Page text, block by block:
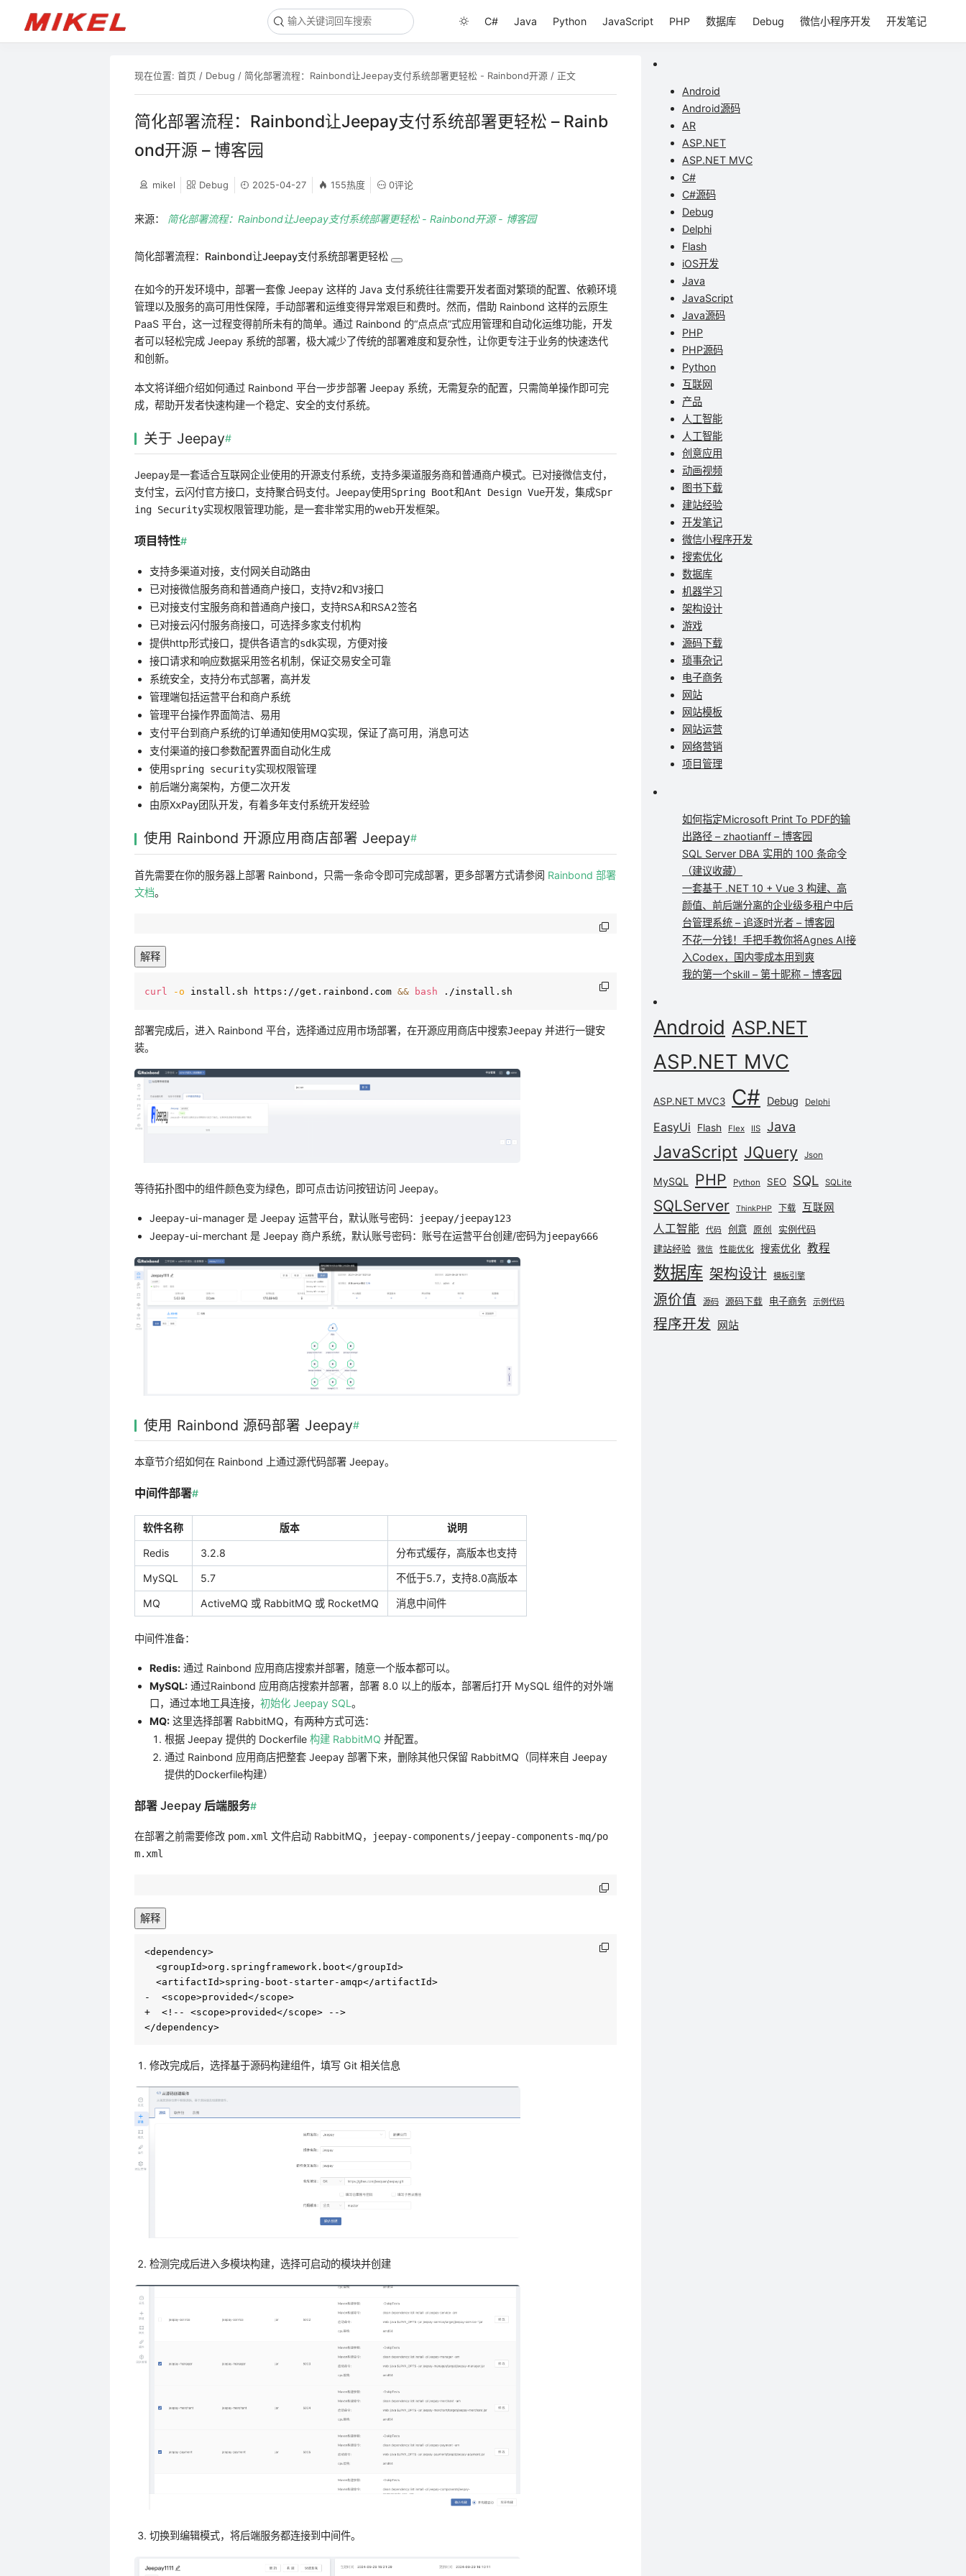
C# Java Python JavaScript PHP 数据库 Debug 微信小程序开发 开发笔记
现在位置: 首页 / Debug / 简化部署流程：Rainbond让Jeepay支付系统部署更轻松 - Rainbond开源/ 正文
简化部署流程：Rainbond让Jeepay支付系统部署更轻松 – Rainb
ond开源 – 博客园
mikel Debug 2025-04-27 155热度 0评论
来源： 简化部署流程：Rainbond让Jeepay支付系统部署更轻松 - Rainbond开源 - 博客园
简化部署流程：Rainbond让Jeepay支付系统部署更轻松
在如今的开发环境中，部署一套像 Jeepay 这样的 Java 支付系统往往需要开发者面对繁琐的配置、依赖环境
管理以及服务的高可用性保障，手动部署和运维变得异常艰巨和费时。然而，借助 Rainbond 这样的云原生
PaaS 平台，这一过程变得前所未有的简单。通过 Rainbond 的“点点点”式应用管理和自动化运维功能，开发
者可以轻松完成 Jeepay 系统的部署，极大减少了传统的部署难度和复杂性，让你更专注于业务的快速迭代
和创新。
本文将详细介绍如何通过 Rainbond 平台一步步部署 Jeepay 系统，无需复杂的配置，只需简单操作即可完
成，帮助开发者快速构建一个稳定、安全的支付系统。
关于 Jeepay#
Jeepay是一套适合互联网企业使用的开源支付系统，支持多渠道服务商和普通商户模式。已对接微信支付，
支付宝， 云闪付官方接口，支持聚合码支付。Jeepay使用Spring Boot和Ant Design Vue开发，集成Spr
ing Security实现权限管理功能，是一套非常实用的web开发框架。
项目特性#
支持多渠道对接，支付网关自动路由
已对接微信服务商和普通商户接口，支持V2和V3接口
已对接支付宝服务商和普通商户接口，支持RSA和RSA2签名
已对接云闪付服务商接口，可选择多家支付机构
提供http形式接口，提供各语言的sdk实现，方便对接
接口请求和响应数据采用签名机制，保证交易安全可靠
系统安全，支持分布式部署，高并发
管理端包括运营平台和商户系统
管理平台操作界面简洁、易用
支付平台到商户系统的订单通知使用MQ实现，保证了高可用，消息可达
支付渠道的接口参数配置界面自动化生成
使用spring security实现权限管理
前后端分离架构，方便二次开发
由原XxPay团队开发，有着多年支付系统开发经验
使用 Rainbond 开源应用商店部署 Jeepay#
首先需要在你的服务器上部署 Rainbond，只需一条命令即可完成部署，更多部署方式请参阅 Rainbond 部署
文档。
解释
curl -o install.sh https://get.rainbond.com && bash
部署完成后，进入 Rainbond 平台，选择通过应用市场部署，在开源应用商店中搜索Jeepay并进行一键安
装。
等待拓扑图中的组件颜色变为绿色，即可点击访问按钮访问 Jeepay。
Jeepay-ui-manager 是 Jeepay 运营平台，默认账号密码： jeepay/jeepay123
Jeepay-ui-merchant 是 Jeepay 商户系统，默认账号密码：账号在运营平台创建/密码为jeepay666
使用 Rainbond 源码部署 Jeepay#
本章节介绍如何在 Rainbond 上通过源代码部署 Jeepay。
中间件部署#
软件名称 版本 说明
Redis 3.2.8 分布式缓存，高版本也支持
MySQL 5.7 不低于5.7，支持8.0高版本
MQ ActiveMQ 或 RabbitMQ 或 RocketMQ 消息中间件
中间件准备：
Redis: 通过 Rainbond 应用商店搜索并部署，随意一个版本都可以。
MySQL: 通过Rainbond 应用商店搜索并部署，部署 8.0 以上的版本，部署后打开 MySQL 组件的对外端
口，通过本地工具连接，初始化 Jeepay SQL。
MQ: 这里选择部署 RabbitMQ，有两种方式可选：
根据 Jeepay 提供的 Dockerfile构建 RabbitMQ 并配置。
通过 Rainbond 应用商店把整套 Jeepay 部署下来，删除其他只保留 RabbitMQ（同样来自 Jeepay
提供的Dockerfile构建）
部署 Jeepay 后端服务#
在部署之前需要修改 pom.xml 文件启动 RabbitMQ，
jeepay-components/jeepay-components-mq/po
m.xml
解释
<dependency>
  <groupId>org.springframework.boot</groupId>
  <artifactId>spring-boot-starter-amqp</artifactId>
-  <scope>provided</scope>
+  <!-- <scope>provided</scope> -->
修改完成后，选择基于源码构建组件，填写 Git 相关信息
检测完成后进入多模块构建，选择可启动的模块并创建
切换到编辑模式，将后端服务都连接到中间件。
Android
Android源码
AR
ASP.NET
ASP.NET MVC
C#
C#源码
Debug
Delphi
Flash
iOS开发
Java
JavaScript
Java源码
PHP
PHP源码
Python
互联网
产品
人工智能
人工智能
创意应用
动画视频
图书下载
建站经验
开发笔记
微信小程序开发
搜索优化
数据库
机器学习
架构设计
游戏
源码下载
琐事杂记
电子商务
网站
网站模板
网站运营
网络营销
项目管理
如何指定Microsoft Print To PDF的输
出路径 – zhaotianff – 博客园
SQL Server DBA 实用的 100 条命令
（建议收藏）
一套基于 .NET 10 + Vue 3 构建、高
颜值、前后端分离的企业级多租户中后
台管理系统 – 追逐时光者 – 博客园
不花一分钱！手把手教你将Agnes AI接
入Codex，国内零成本用到爽
我的第一个skill – 第十昵称 – 博客园
Android ASP.NET
ASP.NET MVC
ASP.NET MVC3 C# Debug Delphi
EasyUi Flash Flex IIS Java
JavaScript JQuery Json
MySQL PHP Python SEO SQL SQLite
SQLServer ThinkPHP 下载 互联网
人工智能 代码 创意 原创
实例代码
建站经验
微信 性能优化 搜索优化 教程
数据库 架构设计 模板引擎
源价值 源码 源码下载 电子商务 示例代码
程序开发 网站